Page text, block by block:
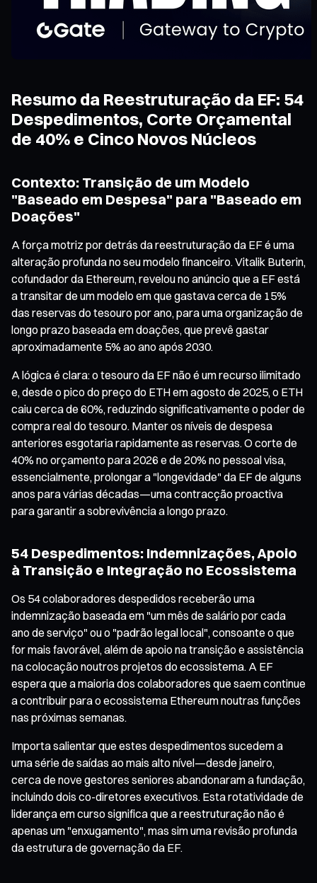
Resumo da Reestruturação da EF: 54
Despedimentos, Corte Orçamental
de 40% e Cinco Novos Núcleos
Contexto: Transição de um Modelo
"Baseado em Despesa" para "Baseado em
Doações"
A força motriz por detrás da reestruturação da EF é uma
alteração profunda no seu modelo financeiro. Vitalik Buterin,
cofundador da Ethereum, revelou no anúncio que a EF está
a transitar de um modelo em que gastava cerca de 15%
das reservas do tesouro por ano, para uma organização de
longo prazo baseada em doações, que prevê gastar
aproximadamente 5% ao ano após 2030.
A lógica é clara: o tesouro da EF não é um recurso ilimitado
e, desde o pico do preço do ETH em agosto de 2025, o ETH
caiu cerca de 60%, reduzindo significativamente o poder de
compra real do tesouro. Manter os níveis de despesa
anteriores esgotaria rapidamente as reservas. O corte de
40% no orçamento para 2026 e de 20% no pessoal visa,
essencialmente, prolongar a "longevidade" da EF de alguns
anos para várias décadas—uma contracção proactiva
para garantir a sobrevivência a longo prazo.
54 Despedimentos: Indemnizações, Apoio
à Transição e Integração no Ecossistema
Os 54 colaboradores despedidos receberão uma
indemnização baseada em "um mês de salário por cada
ano de serviço" ou o "padrão legal local", consoante o que
for mais favorável, além de apoio na transição e assistência
na colocação noutros projetos do ecossistema. A EF
espera que a maioria dos colaboradores que saem continue
a contribuir para o ecossistema Ethereum noutras funções
nas próximas semanas.
Importa salientar que estes despedimentos sucedem a
uma série de saídas ao mais alto nível—desde janeiro,
cerca de nove gestores seniores abandonaram a fundação,
incluindo dois co-diretores executivos. Esta rotatividade de
liderança em curso significa que a reestruturação não é
apenas um "enxugamento", mas sim uma revisão profunda
da estrutura de governação da EF.